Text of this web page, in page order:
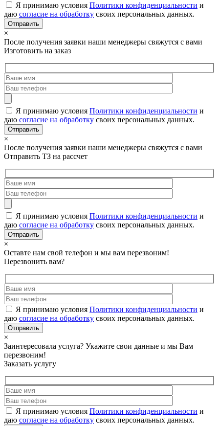
Я принимаю условия Политики конфиденциальности и
даю согласие на обработку своих персональных данных.
×
После получения заявки наши менеджеры свяжутся с вами
Изготовить на заказ
Я принимаю условия Политики конфиденциальности и
даю согласие на обработку своих персональных данных.
×
После получения заявки наши менеджеры свяжутся с вами
Отправить ТЗ на рассчет
Я принимаю условия Политики конфиденциальности и
даю согласие на обработку своих персональных данных.
×
Оставте нам свой телефон и мы вам перезвоним!
Перезвонить вам?
Я принимаю условия Политики конфиденциальности и
даю согласие на обработку своих персональных данных.
×
Заинтересовала услуга? Укажите свои данные и мы Вам
перезвоним!
Заказать услугу
Я принимаю условия Политики конфиденциальности и
даю согласие на обработку своих персональных данных.